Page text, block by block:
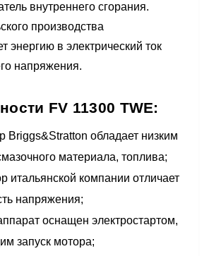
внутреннего сгорания.
производства
энергию в электрический ток
напряжения.
FV 11300 TWE:
Briggs&Stratton обладает низким
материала, топлива;
итальянской компании отличает
напряжения;
оснащен электростартом,
запуск мотора;